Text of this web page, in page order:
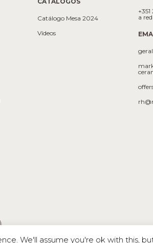
Catálogo Mesa 2024
Vídeos
a
We'll assume you're ok with this,